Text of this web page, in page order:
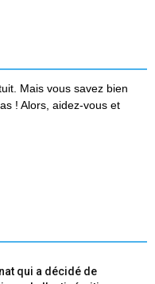
Mais vous savez bien
! Alors, aidez-vous et
qui a décidé de